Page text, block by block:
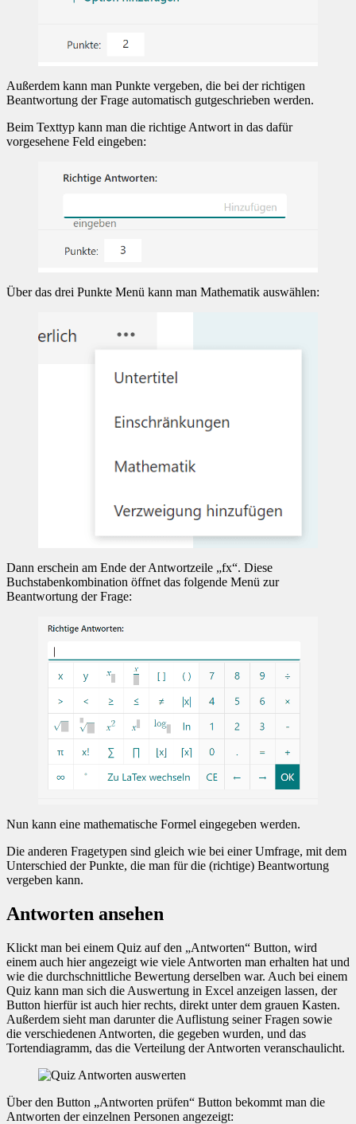
Außerdem kann man Punkte vergeben, die bei der richtigen
Beantwortung der Frage automatisch gutgeschrieben werden.
Beim Texttyp kann man die richtige Antwort in das dafür
vorgesehene Feld eingeben:
Über das drei Punkte Menü kann man Mathematik auswählen:
Dann erschein am Ende der Antwortzeile „fx“. Diese
Buchstabenkombination öffnet das folgende Menü zur
Beantwortung der Frage:
Nun kann eine mathematische Formel eingegeben werden.
Die anderen Fragetypen sind gleich wie bei einer Umfrage, mit dem
Unterschied der Punkte, die man für die (richtige) Beantwortung
vergeben kann.
Antworten ansehen
Klickt man bei einem Quiz auf den „Antworten“ Button, wird
einem auch hier angezeigt wie viele Antworten man erhalten hat und
wie die durchschnittliche Bewertung derselben war. Auch bei einem
Quiz kann man sich die Auswertung in Excel anzeigen lassen, der
Button hierfür ist auch hier rechts, direkt unter dem grauen Kasten.
Außerdem sieht man darunter die Auflistung seiner Fragen sowie
die verschiedenen Antworten, die gegeben wurden, und das
Tortendiagramm, das die Verteilung der Antworten veranschaulicht.
Über den Button „Antworten prüfen“ Button bekommt man die
Antworten der einzelnen Personen angezeigt: